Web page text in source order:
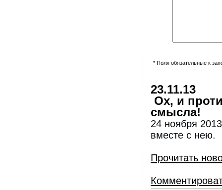
* Поля обязательные к
23.11.13
Ох, и
смысла!
24 ноября
вместе с нею.
Прочитать